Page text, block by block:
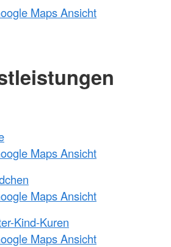
Maps Ansicht
Maps Ansicht
Maps Ansicht
Kind-Kuren
Maps Ansicht